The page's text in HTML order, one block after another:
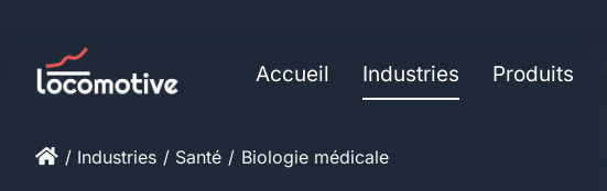
content
Accueil Industries Produits
Industries Santé Biologie médicale